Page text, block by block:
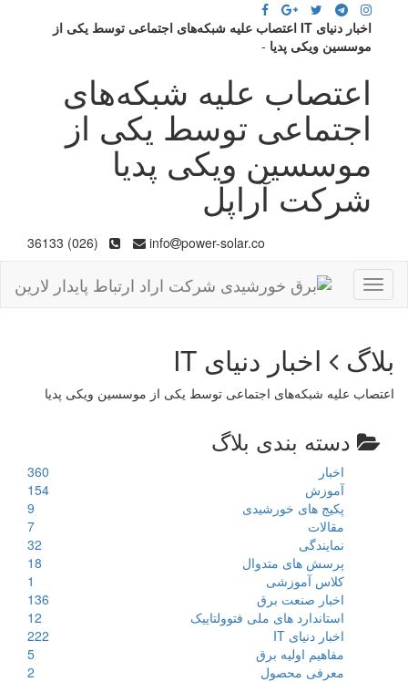
اخبار دنیای IT اعتصاب علیه شبکه‌های اجتماعی توسط یکی از
موسسین ویکی‌ پدیا -
اعتصاب علیه شبکه‌های
اجتماعی توسط یکی از
موسسین ویکی‌ پدیا
شرکت آراپل
info power-solar.co
(026) 36133
Toggle
navigation
بلاگ اخبار دنیای IT
اعتصاب علیه شبکه‌های اجتماعی توسط یکی از موسسین ویکی‌ پدیا
دسته بندی بلاگ
اخبار
360
آموزش
154
پکیج های خورشیدی
9
مقالات
7
نمایندگی
32
پرسش های متدوال
18
کلاس آموزشی
1
اخبار صنعت برق
136
استاندارد های ملی فتوولتاییک
12
اخبار دنیای IT
222
مفاهیم اولیه برق
5
معرفی محصول
2